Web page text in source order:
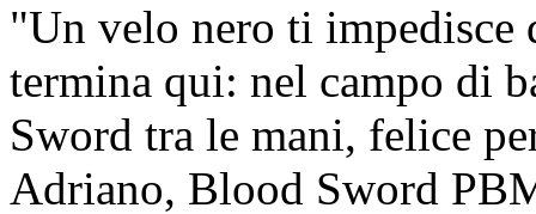
"Un velo nero ti impedisce
termina qui: nel campo di
Sword tra le mani, felice
Adriano, Blood Sword